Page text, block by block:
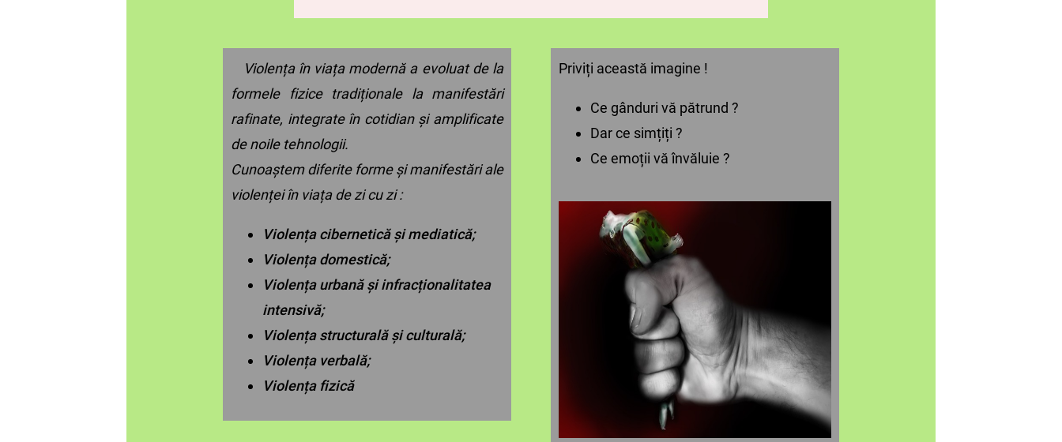
Violența în viața modernă a evoluat de la
formele fizice tradiționale la manifestări
rafinate, integrate în cotidian și amplificate
de noile tehnologii.
Cunoaștem diferite forme și manifestări ale
violenței în viața de zi cu zi :
Violența cibernetică și mediatică;
Violența domestică;
Violența urbană și infracționalitatea
intensivă;
Violența structurală și culturală;
Violența verbală;
Violența fizică
Priviți această imagine !
Ce gânduri vă pătrund ?
Dar ce simțiți ?
Ce emoții vă învăluie ?